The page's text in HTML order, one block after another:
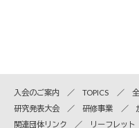
入会のご案内 TOPICS
研究発表大会
研修事業
関連団体リンク
リーフレット